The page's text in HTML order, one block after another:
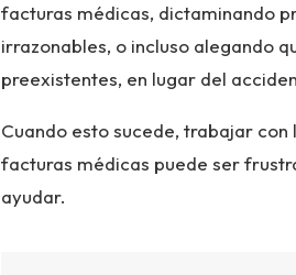
facturas médicas, dictaminando
irrazonables, o incluso alegando
preexistentes, en lugar del
Cuando esto sucede, trabajar
facturas médicas puede ser
ayudar.